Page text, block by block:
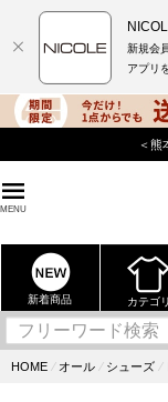
＜熊
MENU
新着商品 カテゴリ
HOME ⁄ オール ⁄ シューズ ⁄
新規会
アプリ